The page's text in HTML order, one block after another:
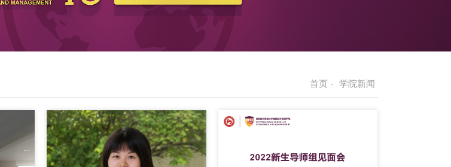
首页 - 学院新闻